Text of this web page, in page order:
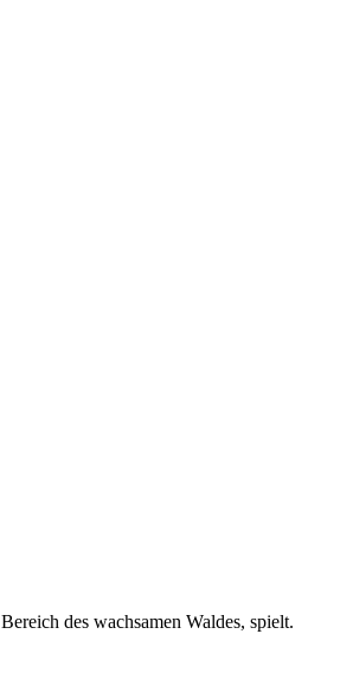
des wachsamen Waldes, spielt.